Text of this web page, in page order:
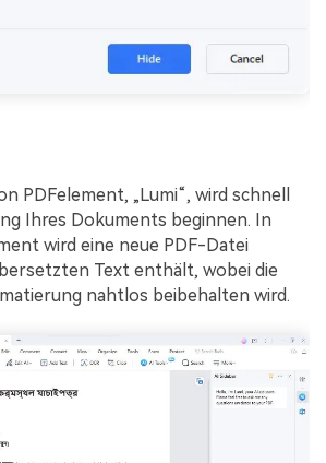
PDFelement, „Lumi“, wird schnell
Ihres Dokuments beginnen. In
wird eine neue PDF-Datei
Text enthält, wobei die
nahtlos beibehalten wird.